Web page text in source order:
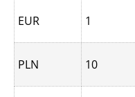
EUR 1
PLN 10